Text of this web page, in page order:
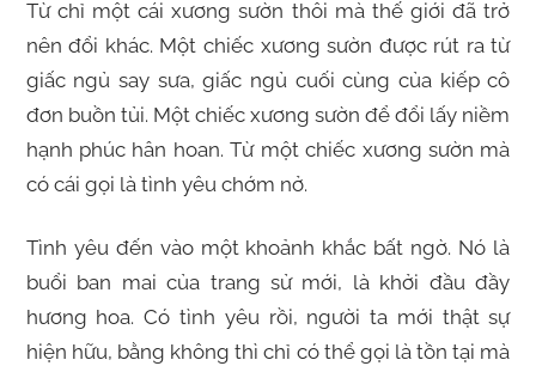
Từ chỉ một cái xương sườn thôi mà thế giới đã trở
nên đổi khác. Một chiếc xương sườn được rút ra từ
giấc ngủ say sưa, giấc ngủ cuối cùng của kiếp cô
đơn buồn tủi. Một chiếc xương sườn để đổi lấy niềm
hạnh phúc hân hoan. Từ một chiếc xương sườn mà
có cái gọi là tình yêu chớm nở.
Tình yêu đến vào một khoảnh khắc bất ngờ. Nó là
buổi ban mai của trang sử mới, là khởi đầu đầy
hương hoa. Có tình yêu rồi, người ta mới thật sự
hiện hữu, bằng không thì chỉ có thể gọi là tồn tại mà